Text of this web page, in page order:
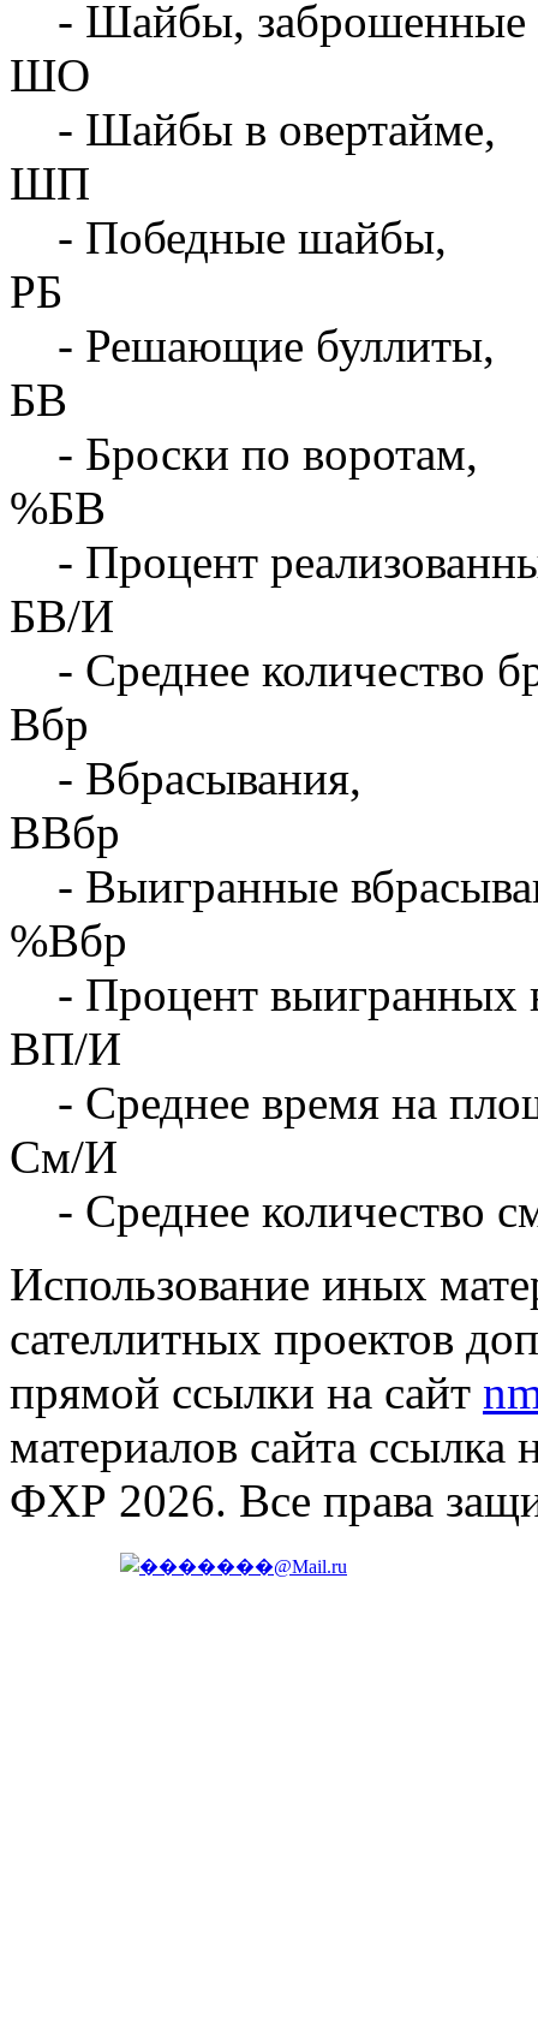
- Шайбы, заброшенные
ШО
- Шайбы в овертайме,
ШП
- Победные шайбы,
РБ
- Решающие буллиты,
БВ
- Броски по воротам,
%БВ
- Процент
БВ/И
- Среднее количество
Вбр
- Вбрасывания,
ВВбр
- Выигранные
%Вбр
- Процент выигранных
ВП/И
- Среднее время на
См/И
- Среднее количество
Использование иных
сателлитных проектов
прямой ссылки на сайт
материалов сайта ссылка
ФХР 2026. Все права